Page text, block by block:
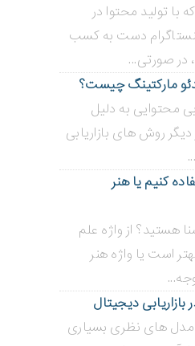
با تولید محتوا در
دست به کسب
در صورتی...
مارکتینگ چیست؟
محتوایی به دلیل
روش های بازاریابی
کنیم یا هنر
هستید؟ از واژه علم
است یا واژه هنر
مدل های نظری بسیاری